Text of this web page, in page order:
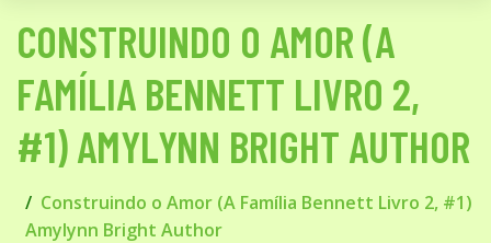
CONSTRUINDO O AMOR (A
FAMÍLIA BENNETT LIVRO 2,
#1) AMYLYNN BRIGHT AUTHOR
Construindo o Amor (A Família Bennett Livro 2, #1)
Amylynn Bright Author